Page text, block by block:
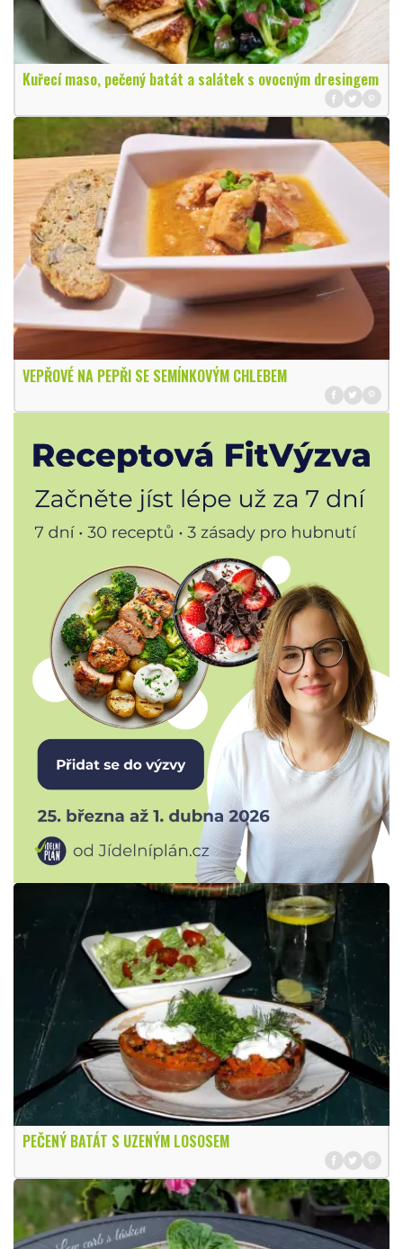
Kuřecí maso, pečený batát a salátek s ovocným dresingem
VEPŘOVÉ NA PEPŘI SE SEMÍNKOVÝM CHLEBEM
PEČENÝ BATÁT S UZENÝM LOSOSEM